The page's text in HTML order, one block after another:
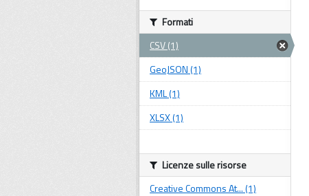
Formati
CSV (1)
GeoJSON (1)
KML (1)
XLSX (1)
Licenze sulle risorse
Creative Commons At... (1)